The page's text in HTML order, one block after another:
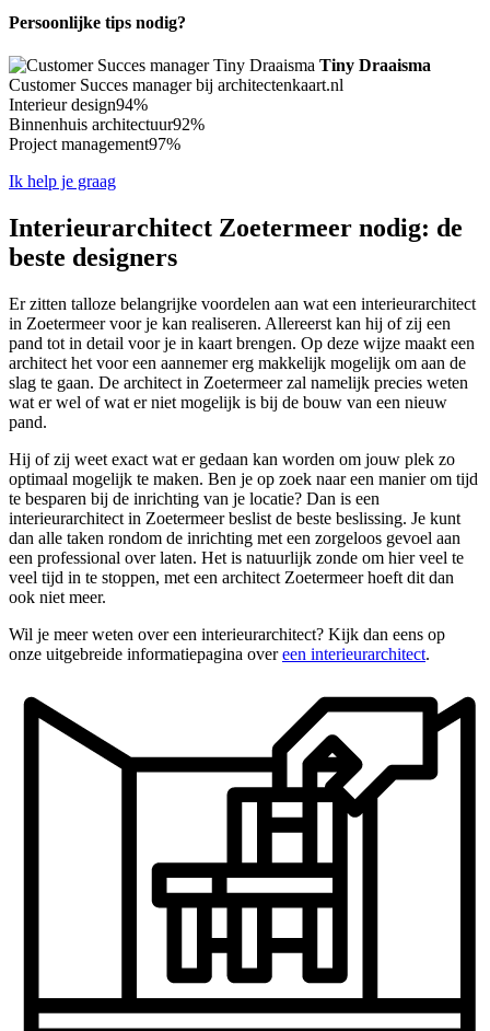
Persoonlijke tips nodig?
Tiny Draaisma
Customer Succes manager bij architectenkaart.nl
Interieur design94%
Binnenhuis architectuur92%
Project management97%
Ik help je graag
Interieurarchitect Zoetermeer nodig: de
beste designers
Er zitten talloze belangrijke voordelen aan wat een interieurarchitect
in Zoetermeer voor je kan realiseren. Allereerst kan hij of zij een
pand tot in detail voor je in kaart brengen. Op deze wijze maakt een
architect het voor een aannemer erg makkelijk mogelijk om aan de
slag te gaan. De architect in Zoetermeer zal namelijk precies weten
wat er wel of wat er niet mogelijk is bij de bouw van een nieuw
pand.
Hij of zij weet exact wat er gedaan kan worden om jouw plek zo
optimaal mogelijk te maken. Ben je op zoek naar een manier om tijd
te besparen bij de inrichting van je locatie? Dan is een
interieurarchitect in Zoetermeer beslist de beste beslissing. Je kunt
dan alle taken rondom de inrichting met een zorgeloos gevoel aan
een professional over laten. Het is natuurlijk zonde om hier veel te
veel tijd in te stoppen, met een architect Zoetermeer hoeft dit dan
ook niet meer.
Wil je meer weten over een interieurarchitect? Kijk dan eens op
onze uitgebreide informatiepagina overeen interieurarchitect.